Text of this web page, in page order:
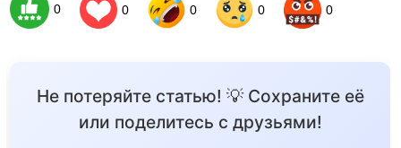
0 0 0 0 0
Не потеряйте статью! 💡 Сохраните её
или поделитесь с друзьями!